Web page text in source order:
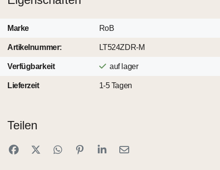
Marke RoB
Artikelnummer: LT524ZDR-M
Verfügbarkeit auf lager
Lieferzeit 1-5 Tagen
Teilen